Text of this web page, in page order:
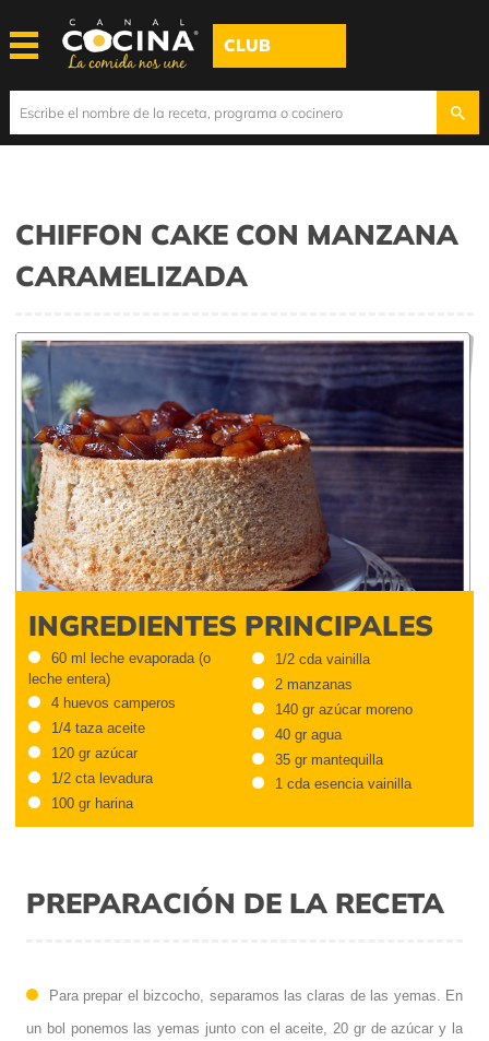
CLUB
CHIFFON CAKE CON MANZANA
CARAMELIZADA
INGREDIENTES PRINCIPALES
60 ml leche evaporada (o
leche entera)
4 huevos camperos
1/4 taza aceite
120 gr azúcar
1/2 cta levadura
100 gr harina
1/2 cda vainilla
2 manzanas
140 gr azúcar moreno
40 gr agua
35 gr mantequilla
1 cda esencia vainilla
PREPARACIÓN DE LA RECETA
Para prepar el bizcocho, separamos las claras de las yemas. En
un bol ponemos las yemas junto con el aceite, 20 gr de azúcar y la